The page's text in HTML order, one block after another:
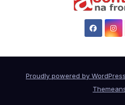
Proudly powered by WordPress